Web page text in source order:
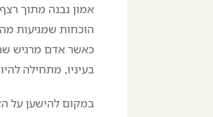
אמון נבנה מתוך
הוכחות שמגיעות
כאשר אדם מרגיש
בעיניו, מתחילה
במקום להישען על